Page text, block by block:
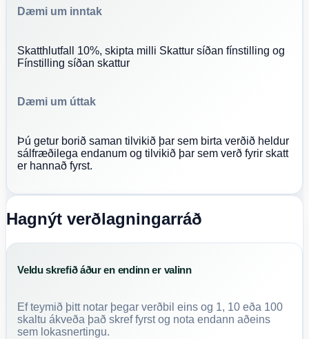
Dæmi um inntak
Skatthlutfall 10%, skipta milli Skattur síðan fínstilling og
Fínstilling síðan skattur
Dæmi um úttak
Þú getur borið saman tilvikið þar sem birta verðið heldur
sálfræðilega endanum og tilvikið þar sem verð fyrir skatt
er hannað fyrst.
Hagnýt verðlagningarráð
Veldu skrefið áður en endinn er valinn
Ef teymið þitt notar þegar verðbil eins og 1, 10 eða 100
skaltu ákveða það skref fyrst og nota endann aðeins
sem lokasnertingu.